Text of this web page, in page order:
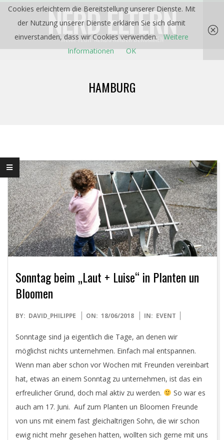
Skip
content
NERD ELTERN
WENN TECH-NERDS KINDER BEKOMMEN
HAMBURG
Sonntag beim „Laut + Luise“ in Planten un
Bloomen
2018-
18
BY: DAVID_PHILIPPE ON: 18/06/2018 IN: EVENT
Sonntage sind ja eigentlich die Tage, an denen wir
möglichst nichts unternehmen. Einfach mal entspannen.
Wenn man aber schon vor Wochen mit Freunden vereinbart
hat, etwas an einem Sonntag zu unternehmen, ist das ein
erfreulicher Grund, doch mal aktiv zu werden.
So war es
auch am 17. Juni. Auf zum Planten un Bloomen Freunde
von uns mit einem fast gleichaltrigen Sohn, die wir schon
ewig nicht mehr gesehen hatten, wollten sich gerne mit uns
Cookies erleichtern die Bereitstellung unserer Dienste. Mit
der Nutzung unserer Dienste erklären Sie sich damit
einverstanden, dass wir Cookies verwenden. Weitere
Informationen
OK